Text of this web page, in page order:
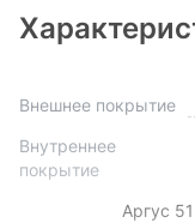
Внешнее покрытие
Внутреннее
покрытие
Аргус